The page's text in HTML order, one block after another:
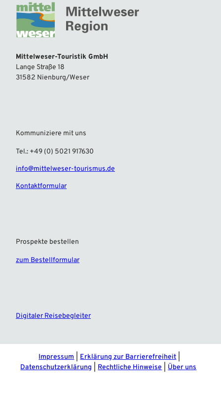
Mittelweser-Touristik GmbH
Lange Straße 18
31582 Nienburg/Weser
Kommuniziere mit uns
Tel.: +49 (0) 5021 917630
info@mittelweser-tourismus.de
Kontaktformular
Prospekte bestellen
zum Bestellformular
e
b
a
m
Digitaler Reisebegleiter
Impressum
Erklärung zur Barrierefreiheit
Datenschutzerklärung
Rechtliche Hinweise Über uns